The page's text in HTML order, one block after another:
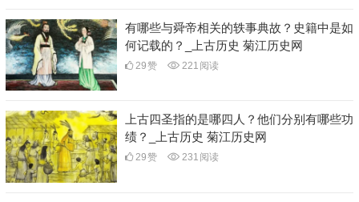
有哪些与舜帝相关的轶事典故？史籍中是如
何记载的？_上古历史 菊江历史网
29赞 221 阅读
上古四圣指的是哪四人？他们分别有哪些功
绩？_上古历史 菊江历史网
29赞 231 阅读